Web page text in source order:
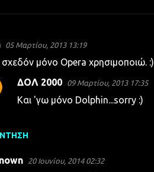
05 Μαρτίου, 2013 13:19
μόνο Opera χρησιμοποιώ. :)
ΔΟΛ 2000 09 Μαρτίου, 2013 17:35
Και 'γω μόνο Dolphin...sorry :)
20 Ιουνίου, 2014 02:32